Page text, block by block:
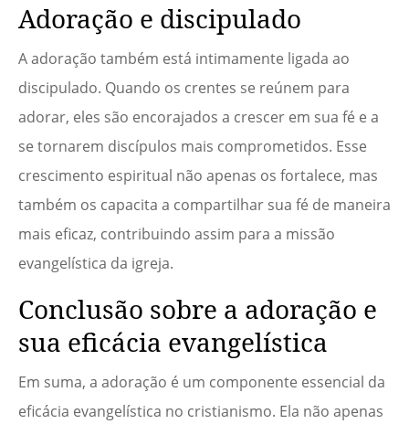
Adoração e discipulado
A adoração também está intimamente ligada ao
discipulado. Quando os crentes se reúnem para
adorar, eles são encorajados a crescer em sua fé e a
se tornarem discípulos mais comprometidos. Esse
crescimento espiritual não apenas os fortalece, mas
também os capacita a compartilhar sua fé de maneira
mais eficaz, contribuindo assim para a missão
evangelística da igreja.
Conclusão sobre a adoração e
sua eficácia evangelística
Em suma, a adoração é um componente essencial da
eficácia evangelística no cristianismo. Ela não apenas